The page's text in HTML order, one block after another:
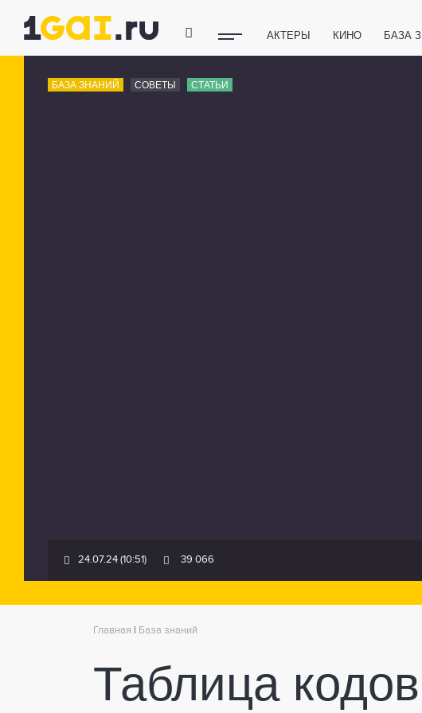
АКТЕРЫ КИНО БАЗА
БАЗА ЗНАНИЙ СОВЕТЫ СТАТЬИ
24.07.24 (10:51) 39 066
Главная База знаний
Таблица